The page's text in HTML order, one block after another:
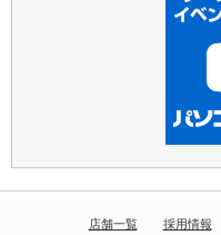
店舗一覧 採用情報